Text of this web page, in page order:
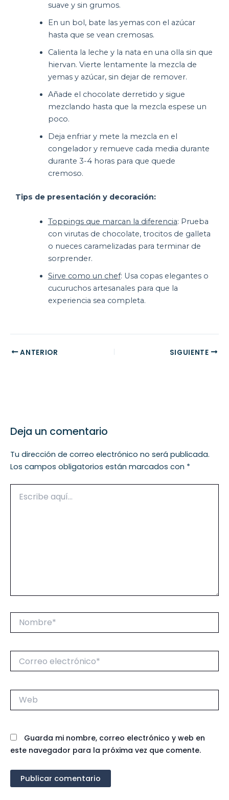
suave y sin grumos.
En un bol, bate las yemas con el azúcar
hasta que se vean cremosas.
Calienta la leche y la nata en una olla sin que
hiervan. Vierte lentamente la mezcla de
yemas y azúcar, sin dejar de remover.
Añade el chocolate derretido y sigue
mezclando hasta que la mezcla espese un
poco.
Deja enfriar y mete la mezcla en el
congelador y remueve cada media durante
durante 3-4 horas para que quede
cremoso.
Tips de presentación y decoración:
Toppings que marcan la diferencia: Prueba
con virutas de chocolate, trocitos de galleta
o nueces caramelizadas para terminar de
sorprender.
Sirve como un chef: Usa copas elegantes o
cucuruchos artesanales para que la
experiencia sea completa.
ANTERIOR SIGUIENTE
Deja un comentario
Tu dirección de correo electrónico no será publicada.
Los campos obligatorios están marcados con *
aquí...
Nombre*
electrónico*
Guarda mi nombre, correo electrónico y web en
este navegador para la próxima vez que comente.